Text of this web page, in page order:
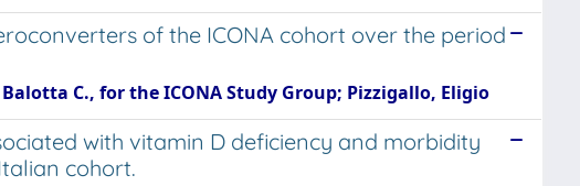
of the ICONA cohort over the period
C., for the ICONA Study Group; Pizzigallo, Eligio
with vitamin D deficiency and morbidity
cohort.